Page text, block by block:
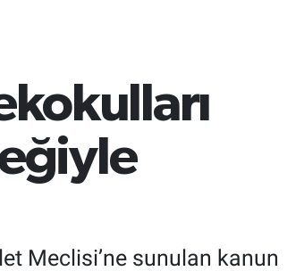
Meclisi’ne sunulan kanun